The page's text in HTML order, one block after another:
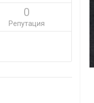
0
Репутация